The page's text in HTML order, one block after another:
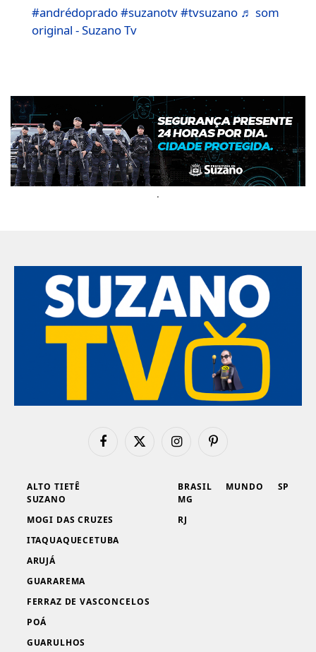
#andrédoprado#suzanotv#tvsuzano ♬ som
original - Suzano Tv
.
FacebookX
InstagramPinterest
ALTO TIETÊ
SUZANO
MOGI DAS CRUZES
ITAQUAQUECETUBA
ARUJÁ
GUARAREMA
FERRAZ DE VASCONCELOS
POÁ
GUARULHOS
BRASIL
MG
RJ
MUNDO SP